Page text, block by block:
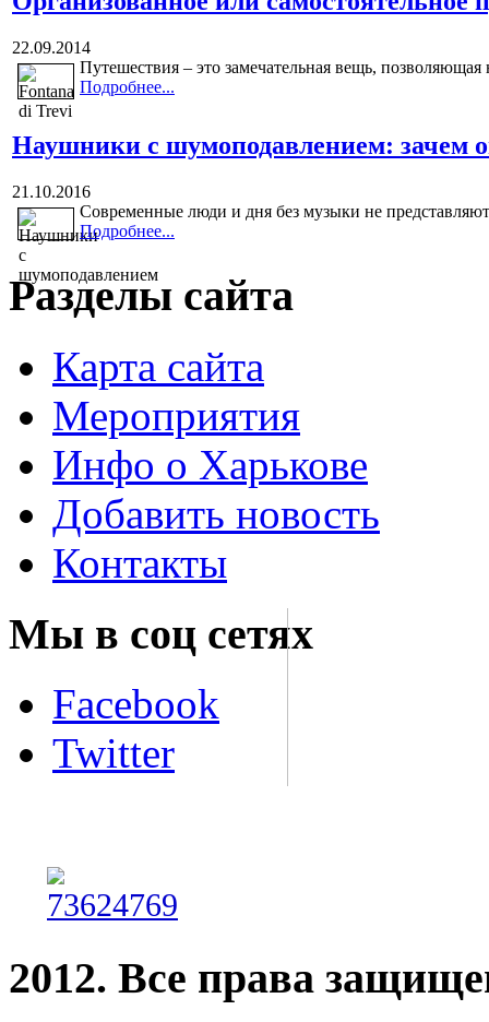
22.09.2014
Путешествия – это замечательная вещь,
Подробнее...
Наушники с шумоподавлением: зачем
21.10.2016
Современные люди и дня без музыки не
Подробнее...
Разделы сайта
Карта сайта
Мероприятия
Инфо о Харькове
Добавить новость
Контакты
Мы в соц сетях
Facebook
Twitter
2012. Все права